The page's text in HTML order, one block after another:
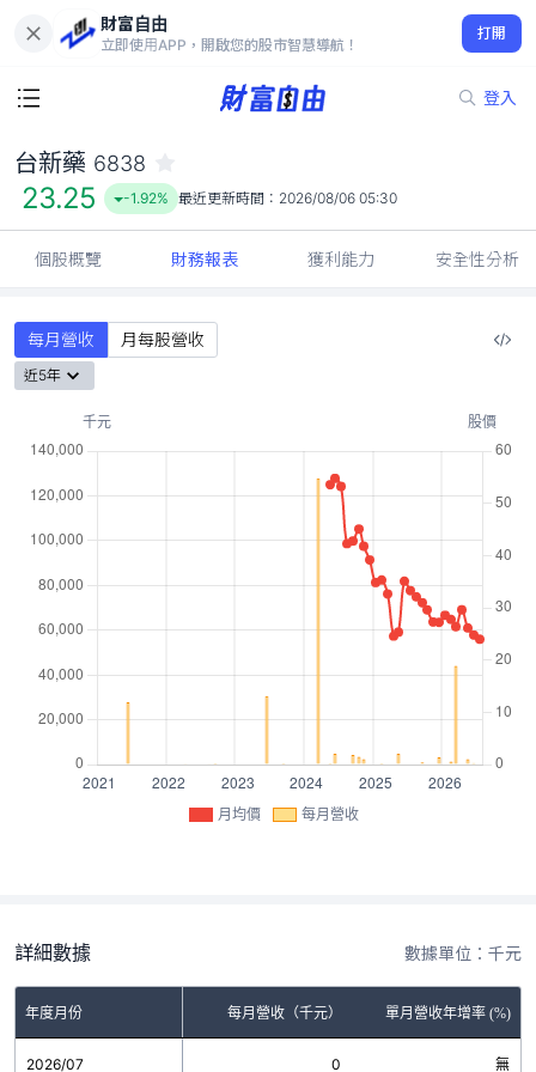
財富自由
立即使用APP，開啟您的股市智慧導航！
打開
登入
23.25
-1.92%
台新藥 6838
23.25 -1.92% 最近更新時間： 2026/08/06 05:30
個股概覽 財務報表 獲利能力 安全性分析
每月營收 月每股營收
近5年
月均價 每月營收
詳細數據 數據單位：千元
年度月份 每月營收（千元） 單月營收年增率 (%)
2026/07 0 無